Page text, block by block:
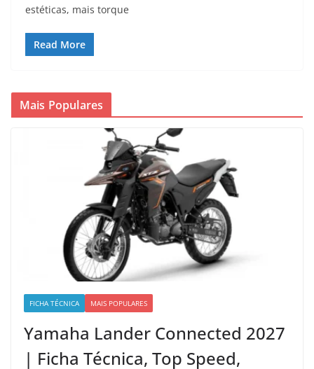
estéticas, mais torque
Read More
Mais Populares
FICHA TÉCNICA MAIS POPULARES
Yamaha Lander Connected 2027
| Ficha Técnica, Top Speed,